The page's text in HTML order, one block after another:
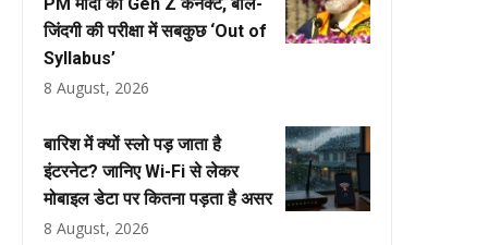
जिंदगी की परीक्षा में सबकुछ ‘Out of
Syllabus’
8 August, 2026
बारिश में क्यों स्लो पड़ जाता है
इंटरनेट? जानिए Wi-Fi से लेकर
मोबाइल डेटा पर कितना पड़ता है असर
8 August, 2026